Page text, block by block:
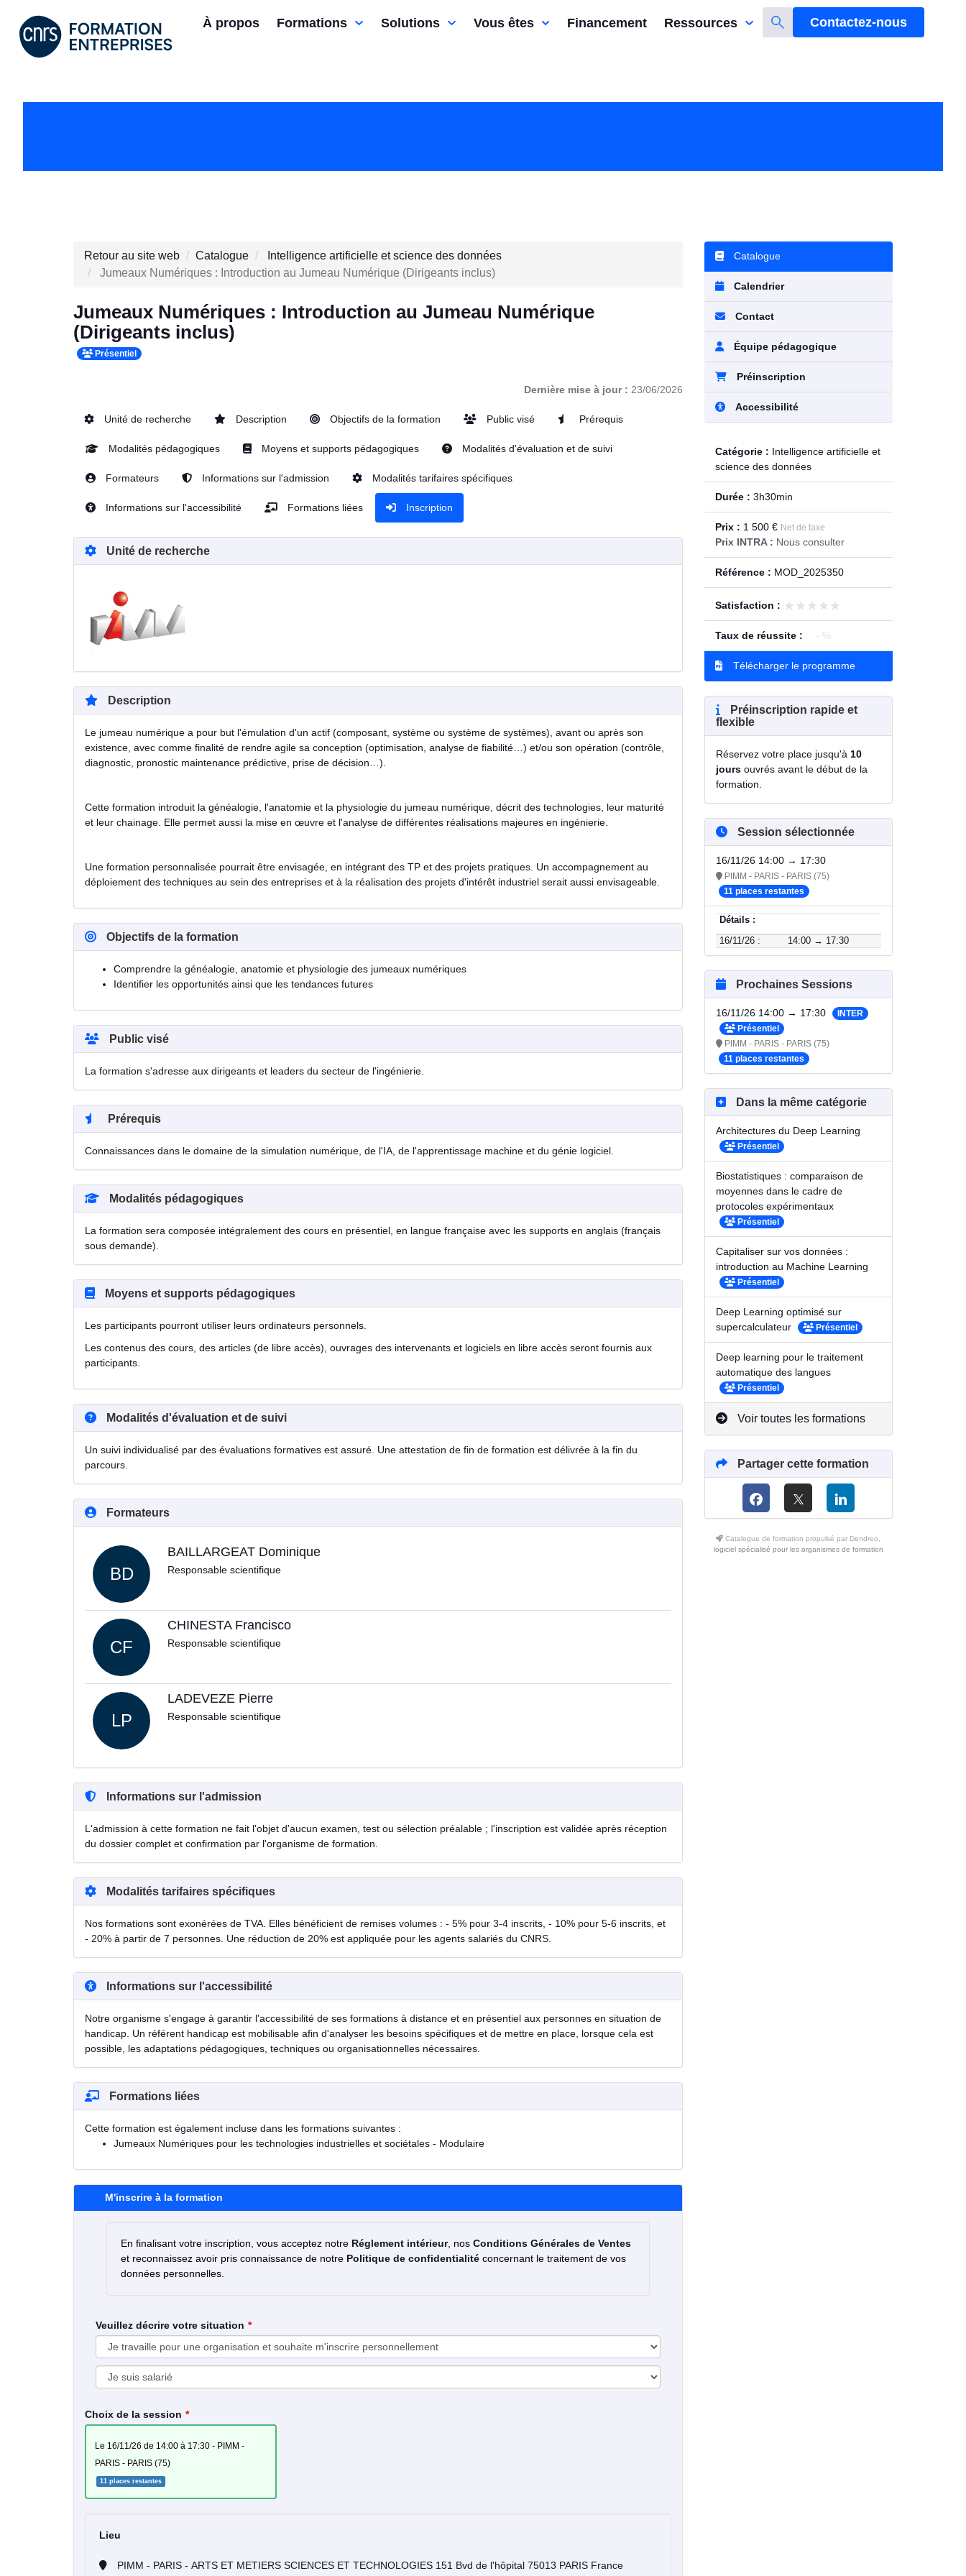
À propos Formations Solutions Vous êtes Financement Ressources Contactez-nous
Retour au site web Catalogue
Intelligence artificielle et science des données
Jumeaux Numériques : Introduction au Jumeau Numérique (Dirigeants inclus)
Jumeaux Numériques : Introduction au Jumeau Numérique
(Dirigeants inclus)
Présentiel
Dernière mise à jour : 23/06/2026
Unité de recherche Description Objectifs de la formation Public visé Prérequis
Modalités pédagogiques Moyens et supports pédagogiques Modalités d'évaluation et de suivi
Formateurs Informations sur l'admission Modalités tarifaires spécifiques
Informations sur l'accessibilité Formations liées Inscription
Unité de recherche
Description
Le jumeau numérique a pour but l'émulation d'un actif (composant, système ou système de systèmes), avant ou après son
existence, avec comme finalité de rendre agile sa conception (optimisation, analyse de fiabilité…) et/ou son opération (contrôle,
diagnostic, pronostic maintenance prédictive, prise de décision…).
Cette formation introduit la généalogie, l'anatomie et la physiologie du jumeau numérique, décrit des technologies, leur maturité
et leur chainage. Elle permet aussi la mise en œuvre et l'analyse de différentes réalisations majeures en ingénierie.
Une formation personnalisée pourrait être envisagée, en intégrant des TP et des projets pratiques. Un accompagnement au
déploiement des techniques au sein des entreprises et à la réalisation des projets d'intérêt industriel serait aussi envisageable.
Objectifs de la formation
Comprendre la généalogie, anatomie et physiologie des jumeaux numériques
Identifier les opportunités ainsi que les tendances futures
Public visé
La formation s'adresse aux dirigeants et leaders du secteur de l'ingénierie.
Prérequis
Connaissances dans le domaine de la simulation numérique, de l'IA, de l'apprentissage machine et du génie logiciel.
Modalités pédagogiques
La formation sera composée intégralement des cours en présentiel, en langue française avec les supports en anglais (français
sous demande).
Moyens et supports pédagogiques
Les participants pourront utiliser leurs ordinateurs personnels.
Les contenus des cours, des articles (de libre accès), ouvrages des intervenants et logiciels en libre accès seront fournis aux
participants.
Modalités d'évaluation et de suivi
Un suivi individualisé par des évaluations formatives est assuré. Une attestation de fin de formation est délivrée à la fin du
parcours.
Formateurs
BD
BAILLARGEAT Dominique
Responsable scientifique
CF
CHINESTA Francisco
Responsable scientifique
LP
LADEVEZE Pierre
Responsable scientifique
Informations sur l'admission
L'admission à cette formation ne fait l'objet d'aucun examen, test ou sélection préalable ; l'inscription est validée après réception
du dossier complet et confirmation par l'organisme de formation.
Modalités tarifaires spécifiques
Nos formations sont exonérées de TVA. Elles bénéficient de remises volumes : - 5% pour 3-4 inscrits, - 10% pour 5-6 inscrits, et
- 20% à partir de 7 personnes. Une réduction de 20% est appliquée pour les agents salariés du CNRS.
Informations sur l'accessibilité
Notre organisme s'engage à garantir l'accessibilité de ses formations à distance et en présentiel aux personnes en situation de
handicap. Un référent handicap est mobilisable afin d'analyser les besoins spécifiques et de mettre en place, lorsque cela est
possible, les adaptations pédagogiques, techniques ou organisationnelles nécessaires.
Formations liées
Cette formation est également incluse dans les formations suivantes :
Jumeaux Numériques pour les technologies industrielles et sociétales - Modulaire
M'inscrire à la formation
En finalisant votre inscription, vous acceptez notre Réglement intérieur, nos Conditions Générales de Ventes
et reconnaissez avoir pris connaissance de notre Politique de confidentialité concernant le traitement de vos
données personnelles.
Veuillez décrire votre situation
Choix de la session
le 16/11/26 de 14:00 à 17:30 - PIMM -
PARIS - PARIS (75)
11 places restantes
Lieu
PIMM - PARIS - ARTS ET METIERS SCIENCES ET TECHNOLOGIES 151 Bvd de l'hôpital 75013 PARIS France
Catalogue
Calendrier
Contact
Équipe pédagogique
Préinscription
Accessibilité
Catégorie : Intelligence artificielle et
science des données
Durée : 3h30min
Prix : 1 500 € Net de taxe
Prix INTRA : Nous consulter
Référence : MOD_2025350
Satisfaction : ★★★★★
★★★★★
Taux de réussite : - %
Télécharger le programme
Préinscription rapide et
flexible
Réservez votre place jusqu'à 10
joursouvrés avant le début de la
formation.
Session sélectionnée
16/11/26 14:00 → 17:30
PIMM - PARIS - PARIS (75)
11 places restantes
Détails :
16/11/26 : 14:00 → 17:30
Prochaines Sessions
16/11/26 14:00 → 17:30
INTER
Présentiel
PIMM - PARIS - PARIS (75)
11 places restantes
Dans la même catégorie
Architectures du Deep Learning
Présentiel
Biostatistiques : comparaison de
moyennes dans le cadre de
protocoles expérimentaux
Présentiel
Capitaliser sur vos données :
introduction au Machine Learning
Présentiel
Deep Learning optimisé sur
supercalculateur
Présentiel
Deep learning pour le traitement
automatique des langues
Présentiel
Voir toutes les formations
Partager cette formation
Catalogue de formation propulsé par Dendreo,
logiciel spécialisé pour les organismes de formation